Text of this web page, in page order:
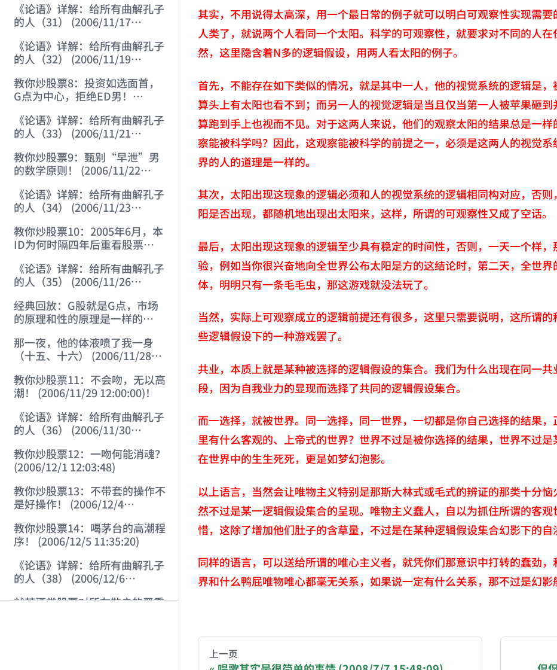
《论语》详解：给所有曲解孔子
的人（31） (2006/11/17
《论语》详解：给所有曲解孔子
的人（32） (2006/11/19
教你炒股票8：投资如选面首，
G点为中心，拒绝ED男！
《论语》详解：给所有曲解孔子
的人（33） (2006/11/21
教你炒股票9：甄别“早泄”男
的数学原则！ (2006/11/22
《论语》详解：给所有曲解孔子
的人（34） (2006/11/23
教你炒股票10：2005年6月，本
ID为何时隔四年后重看股票
《论语》详解：给所有曲解孔子
的人（35） (2006/11/26
经典回放：G股就是G点，市场
的原理和性的原理是一样的
那一夜，他的体液喷了我一身
（十五、十六） (2006/11/28
教你炒股票11：不会吻，无以高
潮！ (2006/11/29 12:00:00)！
《论语》详解：给所有曲解孔子
的人（36） (2006/11/30
教你炒股票12：一吻何能消魂？
(2006/12/1 12:03:48)
教你炒股票13：不带套的操作不
是好操作！ (2006/12/4
教你炒股票14：喝茅台的高潮程
序！ (2006/12/5 11:35:20)
《论语》详解：给所有曲解孔子
的人（38） (2006/12/6
就某酒类股票对所有散户的严重
其实，不用说得太高深，用一个最日常的例子就可以明白可观察性实现需
人类了，就说两个人看同一个太阳。科学的可观察性，就要求对不同的人
然，这里隐含着N多的逻辑假设，用两人看太阳的例子。
首先，不能存在如下类似的情况，就是其中一人，他的视觉系统的逻辑是
算头上有太阳也看不到；而另一人的视觉逻辑是当且仅当第一人被苹果砸
算跑到手上也视而不见。对于这两人来说，他们的观察太阳的结果总是一
察能被科学吗？因此，这观察能被科学的前提之一，必须是这两人的视觉
界的人的道理是一样的。
其次，太阳出现这现象的逻辑必须和人的视觉系统的逻辑相同构对应，否
阳是否出现，都随机地出现出太阳来，这样，所谓的可观察性又成了空话。
最后，太阳出现这现象的逻辑至少具有稳定的时间性，否则，一天一个样
验，例如当你很兴奋地向全世界公布太阳是方的这结论时，第二天，全世
体，明明只有一条毛毛虫，那这游戏就没法玩了。
当然，实际上可观察成立的逻辑前提还有很多，这里只需要说明，这所谓
些逻辑假设下的一种游戏罢了。
共业，本质上就是某种被选择的逻辑假设的集合。我们为什么出现在同一
段，因为自我业力的显现而选择了共同的逻辑假设集合。
而一选择，就被世界。同一选择，同一世界，一切都是你自己选择的结果
里有什么客观的、上帝式的世界？世界不过是被你选择的结果，世界不过
在世界中的生生死死，更是如梦幻泡影。
以上语言，当然会让唯物主义特别是那斯大林式或毛式的辨证的那类十分
然不过是某一逻辑假设集合的呈现。唯物主义蠢人，自以为抓住所谓的客
惜，这除了增加他们肚子的含草量，不过是在某种逻辑假设集合幻影下的自
同样的语言，可以送给所谓的唯心主义者，就凭你们那意识中打转的蠢劲
界和什么鸭屁唯物唯心都毫无关系，如果说一定有什么关系，那不过是幻影
You are reading a page from chzhshch.blog, a free, open-access
上一页